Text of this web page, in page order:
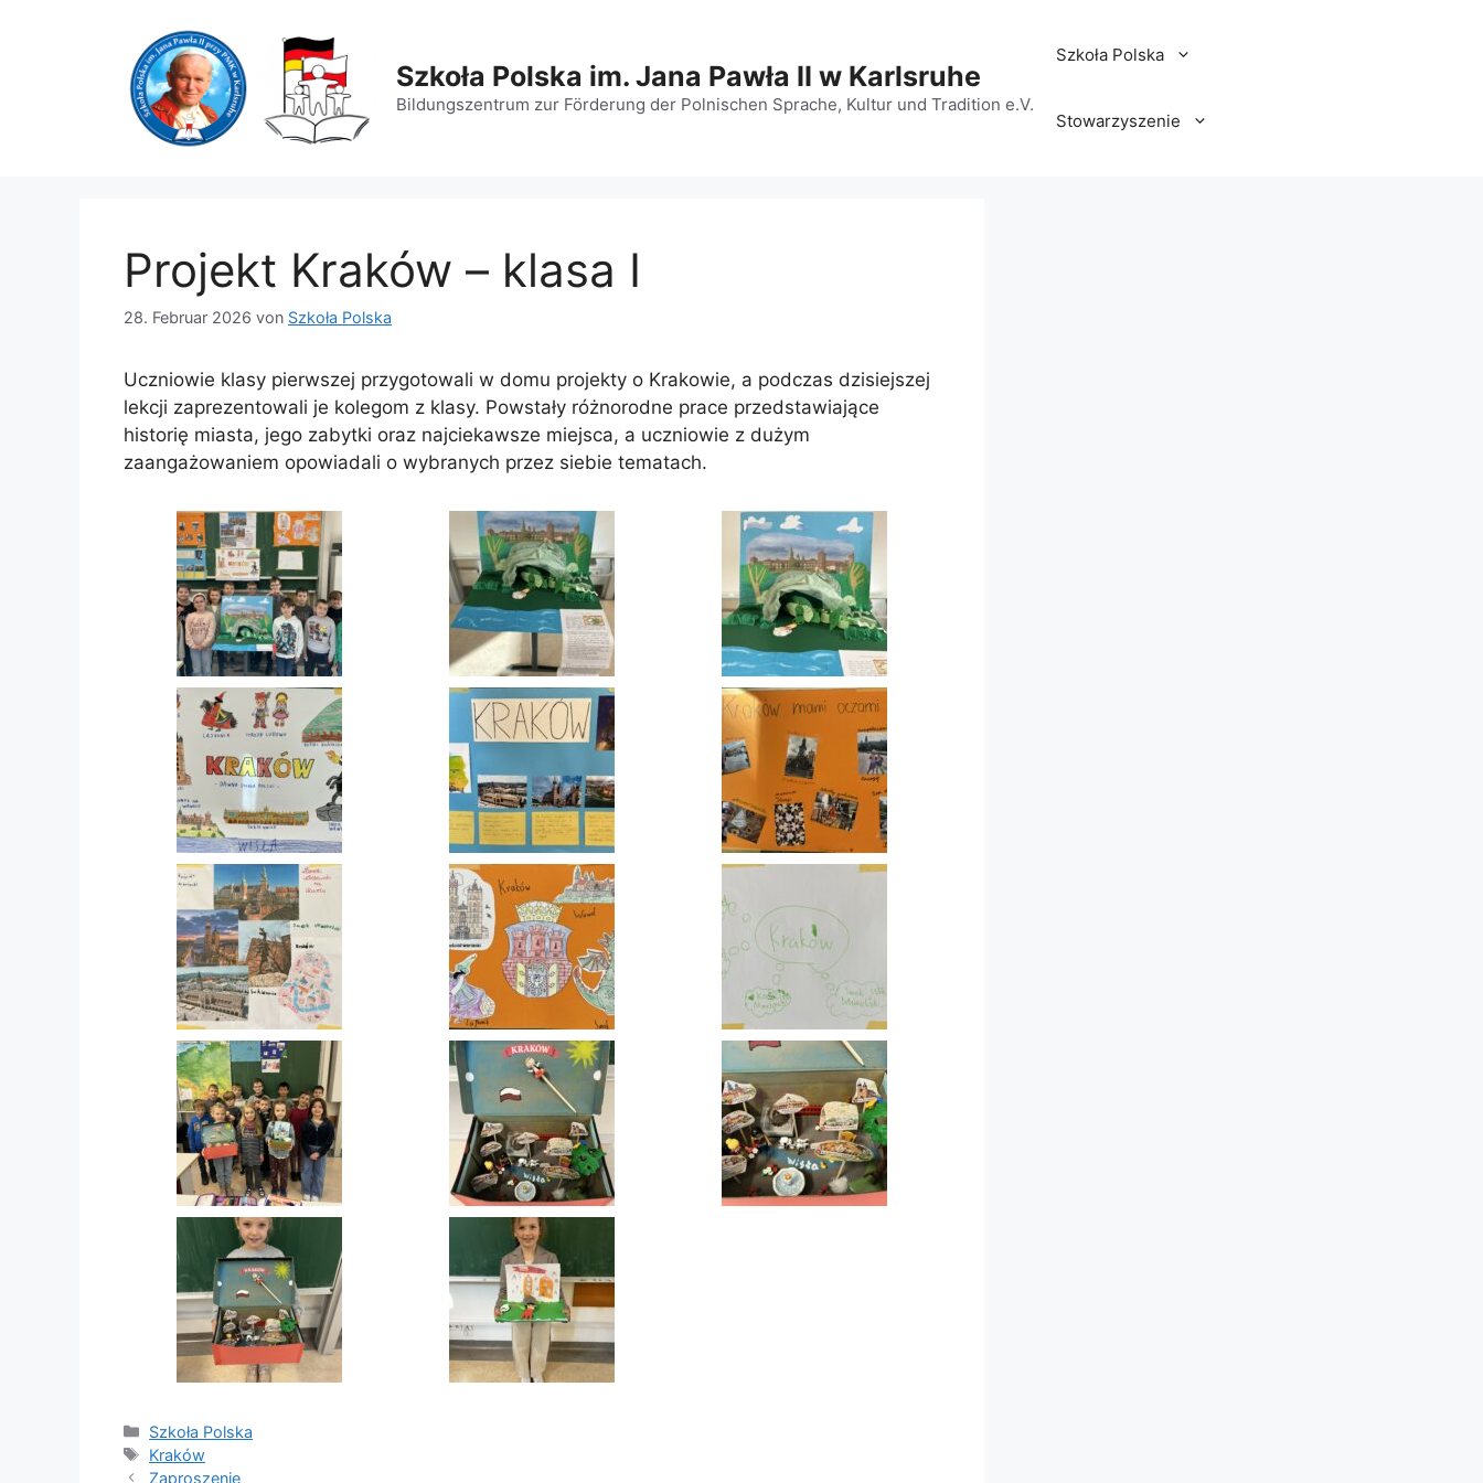
Szkoła Polska im. Jana Pawła II w Karlsruhe
Bildungszentrum zur Förderung der Polnischen Sprache, Kultur und Tradition e.V.
Szkoła Polska
Stowarzyszenie
Projekt Kraków – klasa I
28. Februar 2026 von Szkoła Polska
Uczniowie klasy pierwszej przygotowali w domu projekty o Krakowie, a podczas dzisiejszej
lekcji zaprezentowali je kolegom z klasy. Powstały różnorodne prace przedstawiające
historię miasta, jego zabytki oraz najciekawsze miejsca, a uczniowie z dużym
zaangażowaniem opowiadali o wybranych przez siebie tematach.
Kategorien
Szkoła Polska
Schlagwörter
Kraków
Zaproszenie